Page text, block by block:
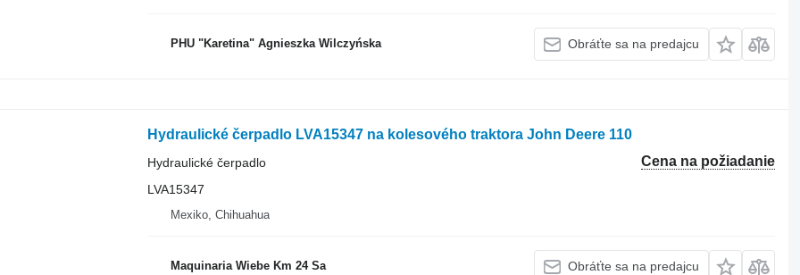
PHU "Karetina" Agnieszka Wilczyńska Obráťte sa na predajcu
Hydraulické čerpadlo LVA15347 na kolesového traktora John Deere 110
Cena na požiadanie
Hydraulické čerpadlo
LVA15347
Mexiko, Chihuahua
Maquinaria Wiebe Km 24 Sa Obráťte sa na predajcu